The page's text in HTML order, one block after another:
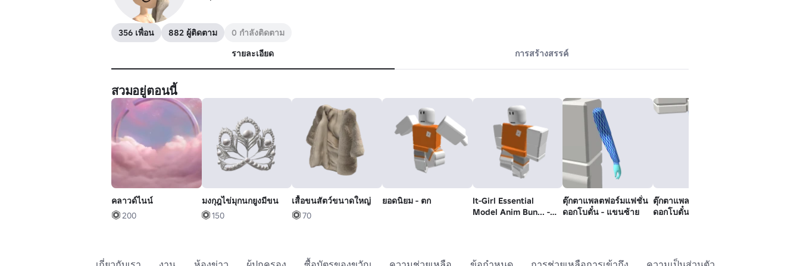
356 เพื่อน 882 ผู้ติดตาม
0 กำลังติดตาม
รายละเอียด
การสร้างสรรค์
สวมอยู่ตอนนี้
คลาวด์ไนน์
200
มงกุฎไข่มุกนกยูงมีขน
150
เสื้อขนสัตว์ขนาดใหญ่
70
ยอดนิยม - ตก
It-Girl Essential
Model Anim Bun... -
ตุ๊กตาแพลตฟอร์มแฟชั่น
ดอกโบตั๋น - แขนซ้าย
ตุ๊กตาแพลตฟอร์มแฟชั่น
ดอกโบตั๋น - ขาขวา